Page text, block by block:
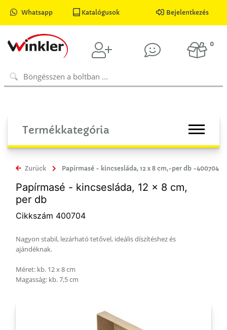
Whatsapp Katalógusok Bejelentkezés
0
Termékkategória
Zurück Papírmasé - kincsesláda, 12 x 8 cm,-per db -400704
Papírmasé - kincsesláda, 12 x 8 cm,
per db
Cikkszám 400704
Nagyon stabil, lezárható tetővel, ideális díszítéshez és
ajándéknak.
Méret: kb. 12 x 8 cm
Magasság: kb. 7,5 cm